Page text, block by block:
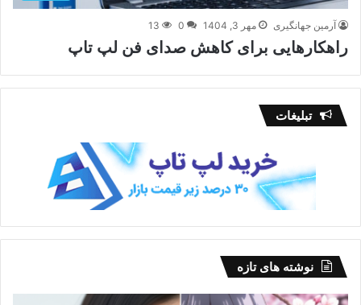
آرمین جهانگیری مهر 3, 1404 0
13
راهکارهایی برای کاهش صدای فن لپ‌ تاپ
تبلیغات
نوشته های تازه